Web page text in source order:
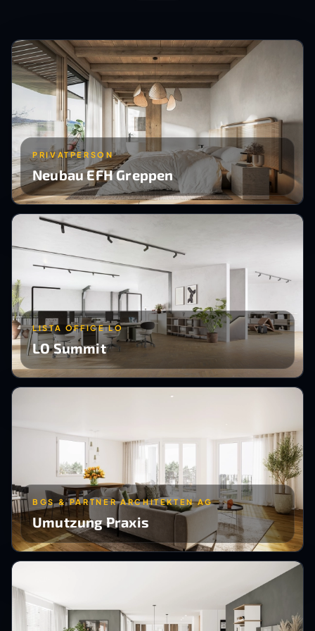
PRIVATPERSON
Neubau EFH Greppen
LISTA OFFICE LO
LO Summit
BGS & PARTNER ARCHITEKTEN AG
Umutzung Praxis